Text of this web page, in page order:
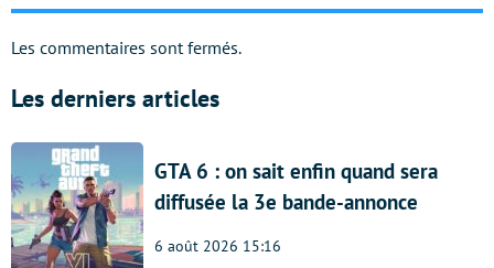
Les commentaires sont fermés.
Les derniers articles
GTA 6 : on sait enfin quand sera
diffusée la 3e bande-annonce
6 août 2026 15:16